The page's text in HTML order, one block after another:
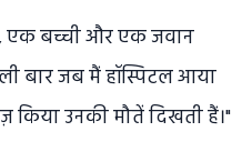
एक बच्ची और एक जवान
बार जब मैं हॉस्पिटल आया
किया उनकी मौतें दिखती हैं।"